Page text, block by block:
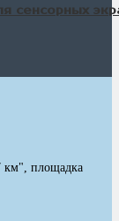
сенсорных
км", площадка